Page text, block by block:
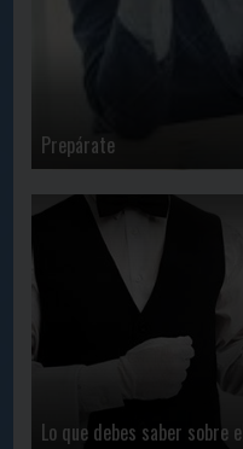
Prepárate
Lo que debes saber sobre